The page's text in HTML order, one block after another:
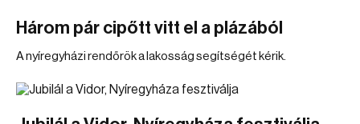
Három pár cipőtt vitt el a plázából
A nyíregyházi rendőrök a lakosság segítségét kérik.